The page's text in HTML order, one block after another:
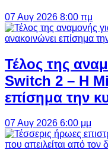
07 Αυγ 2026 8:00 πμ
Τέλος της
Switch 2 – Η
επίσημα την
07 Αυγ 2026 6:00 μμ